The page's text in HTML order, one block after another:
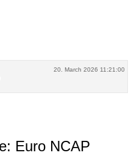
20. March 2026 11:21:00
Euro NCAP